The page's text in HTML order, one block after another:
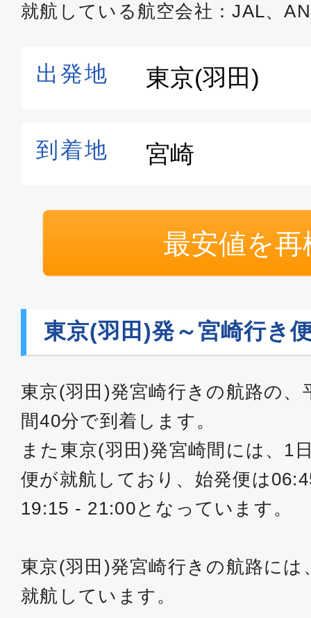
就航している航空会社：JAL、
最安値を再
東京(羽田)発～宮崎行き
東京(羽田)発宮崎行きの航路の
間40分で到着します。
また東京(羽田)発宮崎間には、1
便が就航しており、始発便は
19:15 - 21:00となっています。
東京(羽田)発宮崎行きの航路に
就航しています。